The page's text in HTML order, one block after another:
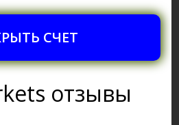
СЧЕТ
отзывы